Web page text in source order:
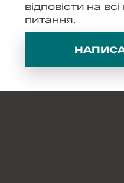
відповісти на
питання.